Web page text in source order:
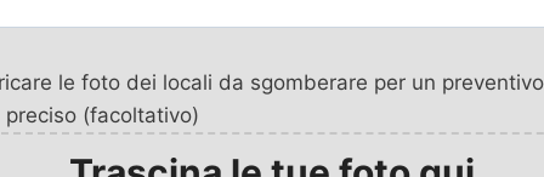
le foto dei locali da sgomberare per un preventivo
preciso (facoltativo)